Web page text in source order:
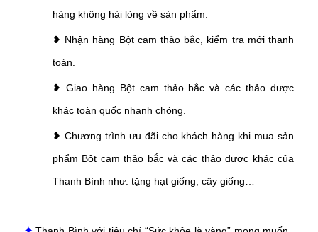
hàng không hài lòng về sản phẩm.
❥ Nhận hàng Bột cam thảo bắc,
kiểm tra mới thanh
toán.
❥ Giao hàng Bột cam thảo bắc và các thảo dược
khác toàn quốc nhanh chóng.
❥ Chương trình ưu đãi cho khách hàng khi mua sản
phẩm Bột cam thảo bắc và các thảo dược khác của
Thanh Bình như: tặng hạt giống, cây giống…